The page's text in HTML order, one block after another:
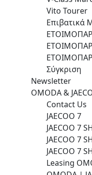
Vito Tourer
Επιβατικά
Σύγκριση
Newsletter
OMODA &
Contact Us
JAECOO 7
JAECOO 7
JAECOO 7
JAECOO 7
Leasing